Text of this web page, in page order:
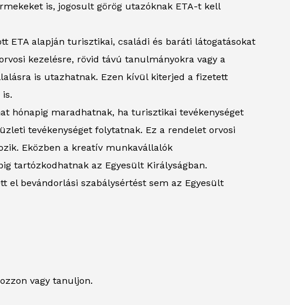
is, jogosult görög utazóknak ETA-t kell
ETA alapján turisztikai, családi és baráti látogatásokat
kezelésre, rövid távú tanulmányokra vagy a
is utazhatnak. Ezen kívül kiterjed a fizetett
hónapig maradhatnak, ha turisztikai tevékenységet
tevékenységet folytatnak. Ez a rendelet orvosi
Eközben a kreatív munkavállalók
tartózkodhatnak az Egyesült Királyságban.
el bevándorlási szabálysértést sem az Egyesült
vagy tanuljon.